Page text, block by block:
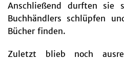
Anschließend durften sie
Buchhändlers schlüpfen
Bücher finden.
Zuletzt blieb noch